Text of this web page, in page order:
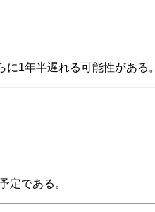
1年半遅れる可能性がある。
定である。